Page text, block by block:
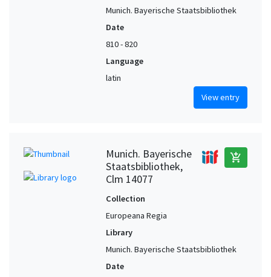
Munich. Bayerische Staatsbibliothek
Date
810 - 820
Language
latin
View entry
Munich. Bayerische
Staatsbibliothek,
Clm 14077
add_shopping_cart
Collection
Europeana Regia
Library
Munich. Bayerische Staatsbibliothek
Date